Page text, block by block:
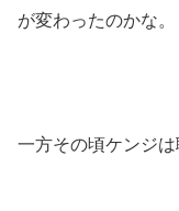
が変わったのかな。
一方その頃ケンジは